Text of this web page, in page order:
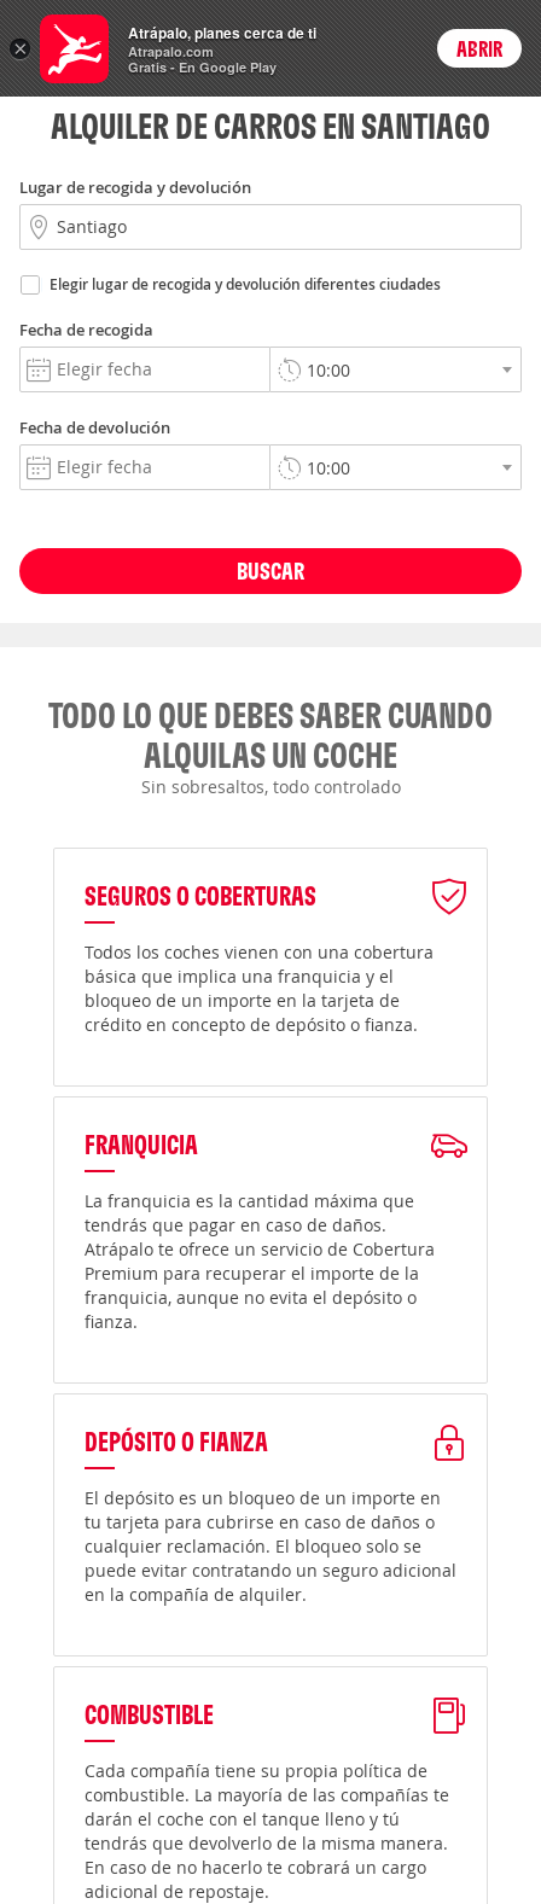
Rent
a Car Login
ALQUILER DE CARROS EN SANTIAGO
Lugar de recogida y devolución
Elegir lugar de recogida y devolución diferentes ciudades
Fecha de recogida
Fecha de devolución
BUSCAR
TODO LO QUE DEBES SABER CUANDO
ALQUILAS UN COCHE
Sin sobresaltos, todo controlado
SEGUROS O COBERTURAS
Todos los coches vienen con una cobertura
básica que implica una franquicia y el
bloqueo de un importe en la tarjeta de
crédito en concepto de depósito o fianza.
FRANQUICIA
La franquicia es la cantidad máxima que
tendrás que pagar en caso de daños.
Atrápalo te ofrece un servicio de Cobertura
Premium para recuperar el importe de la
franquicia, aunque no evita el depósito o
fianza.
DEPÓSITO O FIANZA
El depósito es un bloqueo de un importe en
tu tarjeta para cubrirse en caso de daños o
cualquier reclamación. El bloqueo solo se
puede evitar contratando un seguro adicional
en la compañía de alquiler.
COMBUSTIBLE
Cada compañía tiene su propia política de
combustible. La mayoría de las compañías te
darán el coche con el tanque lleno y tú
tendrás que devolverlo de la misma manera.
En caso de no hacerlo te cobrará un cargo
adicional de repostaje.
×
Atrápalo, planes cerca de ti
Atrapalo.com
Gratis - En Google Play
ABRIR